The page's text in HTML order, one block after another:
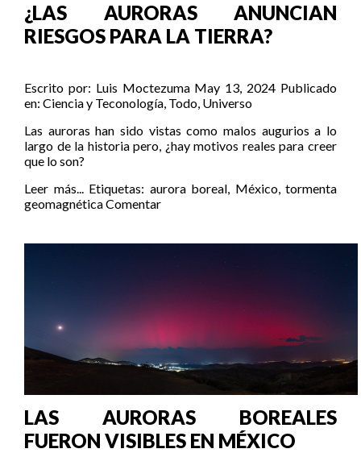
¿LAS AURORAS ANUNCIAN
RIESGOS PARA LA TIERRA?
Escrito por: Luis Moctezuma May 13, 2024 Publicado
en: Ciencia y Teconología, Todo, Universo
Las auroras han sido vistas como malos augurios a lo
largo de la historia pero, ¿hay motivos reales para creer
que lo son?
Leer más... Etiquetas: aurora boreal, México, tormenta
geomagnéticaComentar
LAS AURORAS BOREALES
FUERON VISIBLES EN MÉXICO